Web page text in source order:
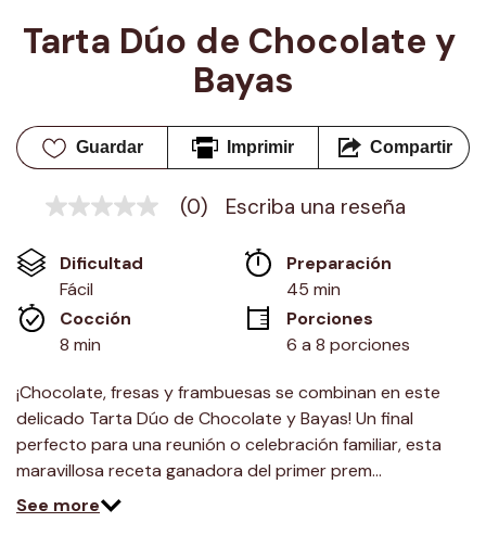
Tarta Dúo de Chocolate y
Bayas
Guardar Imprimir Compartir
Sin
en
misma
página.
(0) Escriba una reseña
Dificultad
Fácil
Preparación
45 min
Cocción
8 min
Porciones
6 a 8 porciones
¡Chocolate, fresas y frambuesas se combinan en este
delicado Tarta Dúo de Chocolate y Bayas! Un final
perfecto para una reunión o celebración familiar, esta
maravillosa receta ganadora del primer prem…
See more